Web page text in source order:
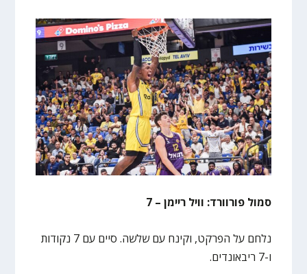
סמול פורוורד: וויל ריימן – 7
נלחם על הפרקט, וקינח עם שלשה. סיים עם 7 נקודות
ו-7 ריבאונדים.